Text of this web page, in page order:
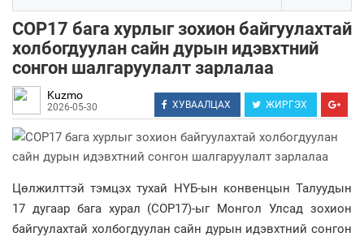
COP17 бага хурлыг зохион байгуулахтай
холбогдуулан сайн дурын идэвхтний
сонгон шалгаруулалт зарлалаа
Kuzmo
2026-05-30 ХУВААЛЦАХ ЖИРГЭХ
Цөлжилттэй тэмцэх тухай НҮБ-ын конвенцын Талуудын
17 дугаар бага хурал (COP17)-ыг Монгол Улсад зохион
байгуулахтай холбогдуулан сайн дурын идэвхтний сонгон